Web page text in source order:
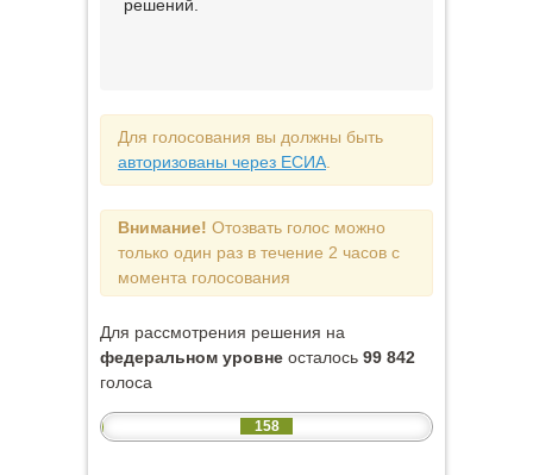
решений.
Для голосования вы должны быть
авторизованы через ЕСИА
Внимание! Отозвать голос можно
только один раз в течение 2 часов с
момента голосования
Для рассмотрения решения на
федеральном уровне осталось 99 842
голоса
158